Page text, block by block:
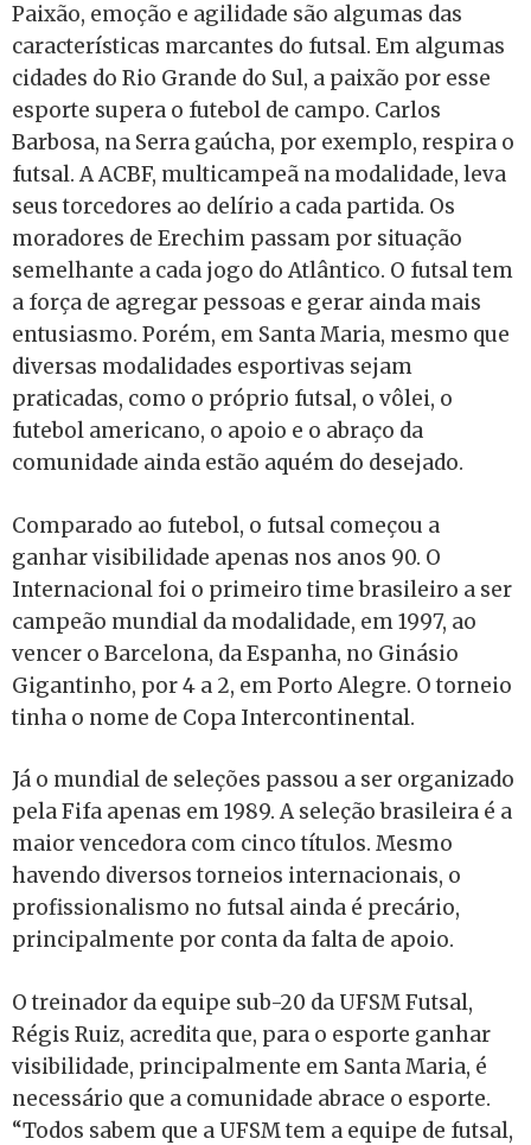
Paixão, emoção e agilidade são algumas das
características marcantes do futsal. Em algumas
cidades do Rio Grande do Sul, a paixão por esse
esporte supera o futebol de campo. Carlos
Barbosa, na Serra gaúcha, por exemplo, respira o
futsal. A ACBF, multicampeã na modalidade, leva
seus torcedores ao delírio a cada partida. Os
moradores de Erechim passam por situação
semelhante a cada jogo do Atlântico. O futsal tem
a força de agregar pessoas e gerar ainda mais
entusiasmo. Porém, em Santa Maria, mesmo que
diversas modalidades esportivas sejam
praticadas, como o próprio futsal, o vôlei, o
futebol americano, o apoio e o abraço da
comunidade ainda estão aquém do desejado.
Comparado ao futebol, o futsal começou a
ganhar visibilidade apenas nos anos 90. O
Internacional foi o primeiro time brasileiro a ser
campeão mundial da modalidade, em 1997, ao
vencer o Barcelona, da Espanha, no Ginásio
Gigantinho, por 4 a 2, em Porto Alegre. O torneio
tinha o nome de Copa Intercontinental.
Já o mundial de seleções passou a ser organizado
pela Fifa apenas em 1989. A seleção brasileira é a
maior vencedora com cinco títulos. Mesmo
havendo diversos torneios internacionais, o
profissionalismo no futsal ainda é precário,
principalmente por conta da falta de apoio.
O treinador da equipe sub-20 da UFSM Futsal,
Régis Ruiz, acredita que, para o esporte ganhar
visibilidade, principalmente em Santa Maria, é
necessário que a comunidade abrace o esporte.
“Todos sabem que a UFSM tem a equipe de futsal,